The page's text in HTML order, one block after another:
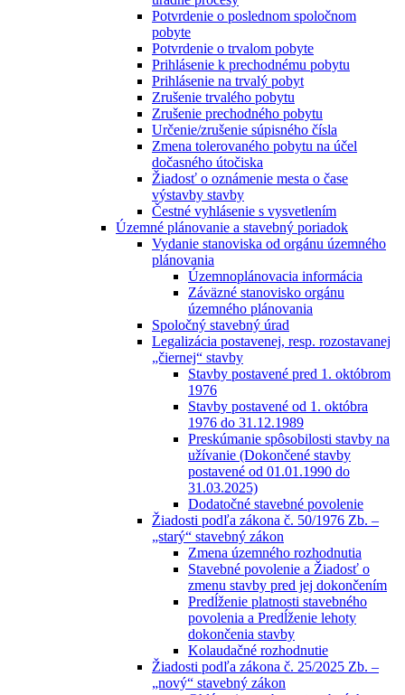
Potvrdenie o poslednom spoločnom
pobyte
Potvrdenie o trvalom pobyte
Prihlásenie k prechodnému pobytu
Prihlásenie na trvalý pobyt
Zrušenie trvalého pobytu
Zrušenie prechodného pobytu
Určenie/zrušenie súpisného čísla
Zmena tolerovaného pobytu na účel
dočasného útočiska
Žiadosť o oznámenie mesta o čase
výstavby stavby
Čestné vyhlásenie s vysvetlením
Územné plánovanie a stavebný poriadok
Vydanie stanoviska od orgánu územného
plánovania
Územnoplánovacia informácia
Záväzné stanovisko orgánu
územného plánovania
Spoločný stavebný úrad
Legalizácia postavenej, resp. rozostavanej
„čiernej“ stavby
Stavby postavené pred 1. októbrom
1976
Stavby postavené od 1. októbra
1976 do 31.12.1989
Preskúmanie spôsobilosti stavby na
užívanie (Dokončené stavby
postavené od 01.01.1990 do
31.03.2025)
Dodatočné stavebné povolenie
Žiadosti podľa zákona č. 50/1976 Zb. –
„starý“ stavebný zákon
Zmena územného rozhodnutia
Stavebné povolenie a Žiadosť o
zmenu stavby pred jej dokončením
Predĺženie platnosti stavebného
povolenia a Predĺženie lehoty
dokončenia stavby
Kolaudačné rozhodnutie
Žiadosti podľa zákona č. 25/2025 Zb. –
„nový“ stavebný zákon